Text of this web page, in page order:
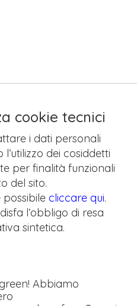
cookie tecnici
i dati personali
dei cosiddetti
per finalità funzionali
del sito.
possibile cliccare qui.
l’obbligo di resa
sintetica.
Abbiamo